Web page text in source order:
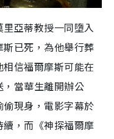
亞蒂教授一同墮入
已死，為他舉行葬
信福爾摩斯可能在
當華生離開辦公
現身，電影字幕於
續，而《神探福爾摩